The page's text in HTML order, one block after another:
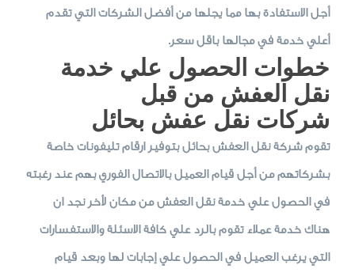
أجل الاستفادة بها مما يجلها من أفضل الشركات التي تقدم
أعلي خدمة في مجالها باقل سعر.
خطوات الحصول علي خدمة
نقل العفش من قبل
شركات نقل عفش بحائل
تقوم شركة نقل العفش بحائل بتوفير ارقام تليفونات خاصة
بشركاتهم من أجل قيام العميل بالاتصال الفوري بهم عند رغبته
في الحصول علي خدمة نقل العفش من مكان لأخر نجد ان
هناك خدمة عملاء تقوم بالرد علي كافة الاسئلة والاستفسارات
التي يرغب العميل في الحصول علي إجابات لها وبعد قيام